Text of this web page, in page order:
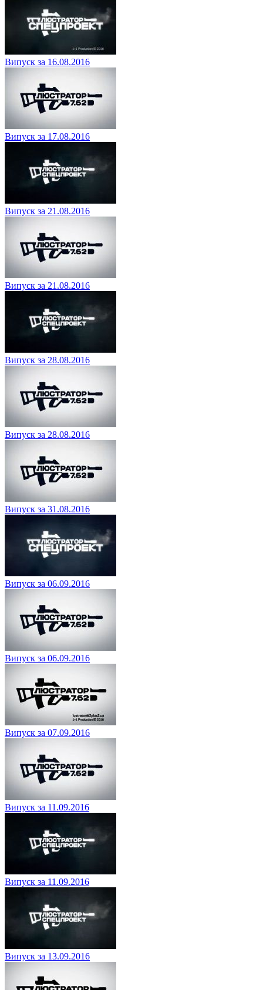
Випуск за 16.08.2016
Випуск за 17.08.2016
Випуск за 21.08.2016
Випуск за 21.08.2016
Випуск за 28.08.2016
Випуск за 28.08.2016
Випуск за 31.08.2016
Випуск за 06.09.2016
Випуск за 06.09.2016
Випуск за 07.09.2016
Випуск за 11.09.2016
Випуск за 11.09.2016
Випуск за 13.09.2016